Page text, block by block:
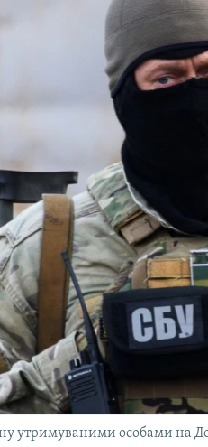
утримуваними особами на